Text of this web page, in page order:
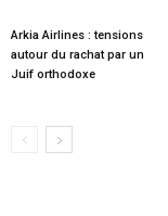
Arkia Airlines : tensions
autour du rachat par un
Juif orthodoxe